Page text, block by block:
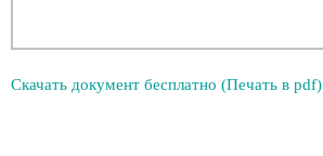
Скачать документ бесплатно (Печать в pdf)